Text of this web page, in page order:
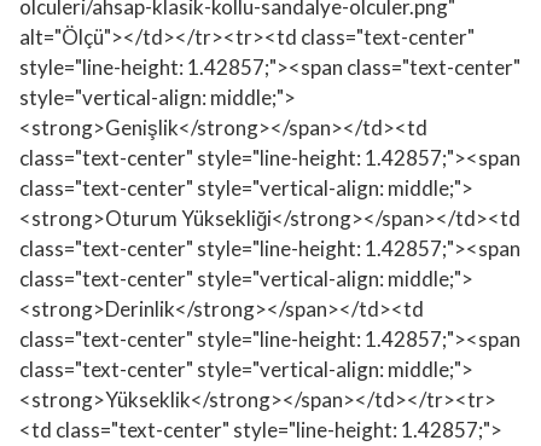
olculeri/ahsap-klasik-kollu-sandalye-olculer.png"
alt="Ölçü"></td></tr><tr><td class="text-center"
style="line-height: 1.42857;"><span class="text-center"
style="vertical-align: middle;">
<strong>Genişlik</strong></span></td><td
class="text-center" style="line-height: 1.42857;"><span
class="text-center" style="vertical-align: middle;">
<strong>Oturum Yüksekliği</strong></span></td><td
class="text-center" style="line-height: 1.42857;"><span
class="text-center" style="vertical-align: middle;">
<strong>Derinlik</strong></span></td><td
class="text-center" style="line-height: 1.42857;"><span
class="text-center" style="vertical-align: middle;">
<strong>Yükseklik</strong></span></td></tr><tr>
<td class="text-center" style="line-height: 1.42857;">